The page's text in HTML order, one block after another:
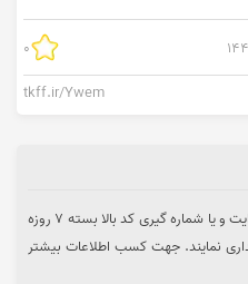
144
0
tkff.ir/Ywem
کاربران رایتلی عزیز میتوانند با خرید از سایت و یا شماره گیری کد بالا بسته 7 روزه
50 هزارتومان خریداری نمایند. جهت کسب اطلاعات بیشتر